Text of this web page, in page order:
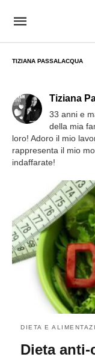
TIZIANA PASSALACQUA
Tiziana
33 anni e
della mia
loro! Adoro il mio
rappresenta il mio
indaffarate!
DIETA E
Dieta